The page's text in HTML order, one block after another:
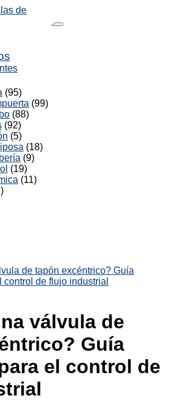
(95)
(99)
(88)
(92)
(5)
(18)
(9)
(19)
(11)
de tapón excéntrico? Guía
control de flujo industrial
válvula de
Guía
el control de